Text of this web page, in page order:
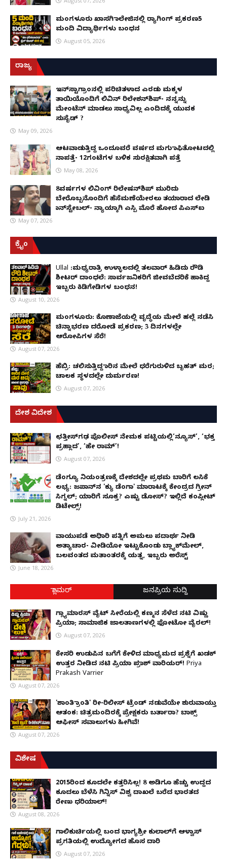
ಮಂಗಳೂರು ಖಾಸಗಿ ಕಾಲೇಜಿನಲ್ಲಿ ರ‌್ಯಾಗಿಂಗ್ ಪ್ರಕರಣ5
ಮಂದಿ ವಿದ್ಯಾರ್ಥಿಗಳು ಬಂಧನ
August 05, 2026
ರಾಜ್ಯ
ಇನ್​ಸ್ಟಾಗ್ರಾಂನಲ್ಲಿ ಪರಿಚಿತಳಾದ ಎರಡು ಮಕ್ಕಳ
ತಾಯಿಯೊಂದಿಗೆ ಲಿವಿನ್ ರಿಲೇಶನ್​ಶಿಪ್- ನನ್ನನ್ನು
ಮೇಂಟೆನ್ ಮಾಡಲು ಸಾಧ್ಯವಿಲ್ಲ ಎಂದಿದಕ್ಕೆ ಯುವಕ
ಸುಸೈಡ್ ?
May 09, 2026
ಆಟವಾಡುತ್ತಿದ್ದ ಒಂದೂವರೆ ವರ್ಷದ ಮಗು ಕಾಫಿತೋಟದಲ್ಲಿ
ನಾಪತ್ತೆ- 12ಗಂಟೆಗಳ ಬಳಿಕ ಸುರಕ್ಷಿತವಾಗಿ ಪತ್ತೆ
May 08, 2026
8ವರ್ಷಗಳ ಲಿವಿಂಗ್‌ ರಿಲೇಷನ್‌ಶಿಪ್ ಮುರಿದು
ಬೇರೊಬ್ಬನೊಂದಿಗೆ ಹೆಸೆಮಣೆಯೇರಲು ತಯಾರಾದ ಲೇಡಿ
ಕಾನ್‌ಸ್ಟೇಬಲ್- ನ್ಯಾಯಕ್ಕಾಗಿ ಎಸ್ಪಿ ಮೊರೆ ಹೋದ ಪಿಎಸ್ಐ
May 07, 2026
ಕ್ರೈಂ
Ullal :ಮಧ್ಯರಾತ್ರಿ ಉಳ್ಳಾಲದಲ್ಲಿ ತಲವಾರ್ ಹಿಡಿದು ರೌಡಿ
ಶೀಟರ್ ದಾಂಧಲೆ: ಸಾರ್ವಜನಿಕರಿಗೆ ಜೀವಬೆದರಿಕೆ ಹಾಕಿದ್ದ
ಇಬ್ಬರು ಕಿಡಿಗೇಡಿಗಳ ಬಂಧನ!
August 10, 2026
ಮಂಗಳೂರು: ಕೊಣಾಜೆಯಲ್ಲಿ ವೃದ್ಧೆಯ ಮೇಲೆ ಹಲ್ಲೆ ನಡೆಸಿ
ಚಿನ್ನಾಭರಣ ದರೋಡೆ ಪ್ರಕರಣ; 3 ದಿನಗಳಲ್ಲೇ
ಆರೋಪಿಗಳ ಸೆರೆ!
August 07, 2026
ಹೆಬ್ರಿ: ಚಲಿಸುತ್ತಿದ್ದ ಕಾರಿನ ಮೇಲೆ ಧರೆಗುರುಳಿದ ಬೃಹತ್ ಮರ;
ಚಾಲಕ ಸ್ಥಳದಲ್ಲೇ ದುರ್ಮರಣ!
August 07, 2026
ದೇಶ ವಿದೇಶ
ಛತ್ತೀಸ್‌ಗಢ ಪೊಲೀಸ್ ನೇಮಕ ಪಟ್ಟಿಯಲ್ಲಿ‘ನ್ಯೂಸ್’, ‘ಭಕ್ತ
ಪ್ರಹ್ಲಾದ’, ‘ಹೇ ರಾಮ್’!
August 07, 2026
ಡೆಂಗ್ಯೂ ನಿಯಂತ್ರಣಕ್ಕೆ ದೇಶದಲ್ಲೇ ಪ್ರಥಮ ಬಾರಿಗೆ ಲಸಿಕೆ
ಲಭ್ಯ: ಜಪಾನ್‌ನ 'ಕ್ಯು ಡೆಂಗಾ' ಮಾರಾಟಕ್ಕೆ ಕೇಂದ್ರದ ಗ್ರೀನ್
ಸಿಗ್ನಲ್; ಯಾರಿಗೆ ಸೂಕ್ತ? ಎಷ್ಟು ಡೋಸ್? ಇಲ್ಲಿದೆ ಕಂಪ್ಲೀಟ್
ಡಿಟೇಲ್ಸ್!
July 21, 2026
ವಾಯುಪಡೆ ಅಧಿಕಾರಿ ಪತ್ನಿಗೆ ಅಮಲು ಪದಾರ್ಥ ನೀಡಿ
ಅತ್ಯಾಚಾರ- ವೀಡಿಯೋ ಇಟ್ಟುಕೊಂಡು ಬ್ಲ್ಯಾಕ್‌ಮೇಲ್,
ಬಲವಂತದ ಮತಾಂತರಕ್ಕೆ ಯತ್ನ, ಇಬ್ಬರು ಅರೆಸ್ಟ್
June 18, 2026
ಗ್ಲಾಮರ್ ಜನಪ್ರಿಯ ಸುದ್ದಿ
ಗ್ಲ್ಯಾಮಾರಸ್ ವೈಟ್‌ ಸೀರೆಯಲ್ಲಿ ಕಣ್ಮನ ಸೆಳೆದ ನಟಿ ವಿಷ್ಣು
ಪ್ರಿಯಾ; ಸಾಮಾಜಿಕ ಜಾಲತಾಣಗಳಲ್ಲಿ ಫೋಟೋ ವೈರಲ್!
August 07, 2026
ಕೇಸರಿ ಉಡುಪಿನ ಬಗೆಗೆ ಕೇಳಿದ ಮಾಧ್ಯಮದ ಪ್ರಶ್ನೆಗೆ ಖಡಕ್
ಉತ್ತರ ನೀಡಿದ ನಟಿ ಪ್ರಿಯಾ ಪ್ರಕಾಶ್ ವಾರಿಯರ್! Priya
Prakash Varrier
August 07, 2026
'ಶಾಂತಿ ಕ್ರಾಂತಿ' ರೀ-ರಿಲೀಸ್ ಟ್ರೆಂಡ್ ನಡುವೆಯೇ ಶುರುವಾಯ್ತು
ಆತಂಕ: ಚಿತ್ರಮಂದಿರಕ್ಕೆ ಪ್ರೇಕ್ಷಕರು ಬರ್ತಾರಾ? ಬಾಕ್ಸ್
ಆಫೀಸ್ ಸವಾಲುಗಳು ಹೀಗಿವೆ!
August 07, 2026
ವಿಶೇಷ
2015ರಿಂದ ಕೂದಲೇ ಕತ್ತರಿಸಿಲ್ಲ! 8 ಅಡಿಗೂ ಹೆಚ್ಚು ಉದ್ದದ
ಕೂದಲು ಬೆಳೆಸಿ ಗಿನ್ನಿಸ್ ವಿಶ್ವ ದಾಖಲೆ ಬರೆದ ಭಾರತದ
ರೇಣು ಧರಿಯಾಲ್!
August 08, 2026
ಗಾಲಿಕುರ್ಚಿಯಲ್ಲಿ ಬಂದ ಭಾಗ್ಯಶ್ರೀ ಕುಲಾಲ್‌ಗೆ ಆಳ್ವಾಸ್
ಪ್ರಗತಿಯಲ್ಲಿ ಉದ್ಯೋಗದ ಹೊಸ ದಾರಿ
August 07, 2026